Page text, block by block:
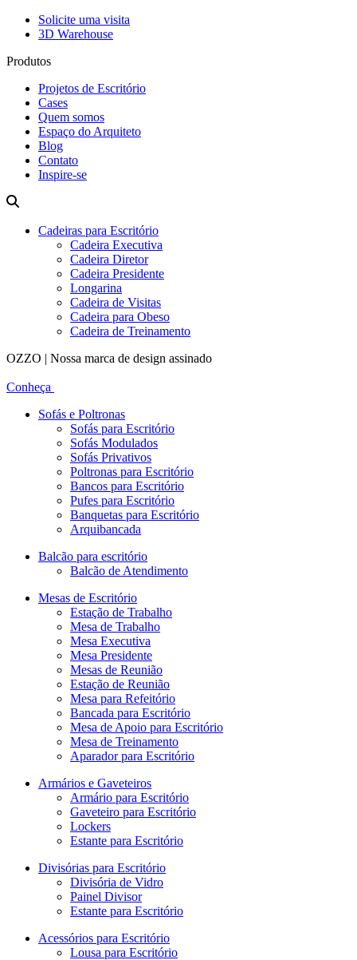
Solicite uma visita
3D Warehouse
Produtos
Projetos de Escritório
Cases
Quem somos
Espaço do Arquiteto
Blog
Contato
Inspire-se
Cadeiras para Escritório
Cadeira Executiva
Cadeira Diretor
Cadeira Presidente
Longarina
Cadeira de Visitas
Cadeira para Obeso
Cadeira de Treinamento
OZZO | Nossa marca de design assinado
Conheça
Sofás e Poltronas
Sofás para Escritório
Sofás Modulados
Sofás Privativos
Poltronas para Escritório
Bancos para Escritório
Pufes para Escritório
Banquetas para Escritório
Arquibancada
Balcão para escritório
Balcão de Atendimento
Mesas de Escritório
Estação de Trabalho
Mesa de Trabalho
Mesa Executiva
Mesa Presidente
Mesas de Reunião
Estação de Reunião
Mesa para Refeitório
Bancada para Escritório
Mesa de Apoio para Escritório
Mesa de Treinamento
Aparador para Escritório
Armários e Gaveteiros
Armário para Escritório
Gaveteiro para Escritório
Lockers
Estante para Escritório
Divisórias para Escritório
Divisória de Vidro
Painel Divisor
Estante para Escritório
Acessórios para Escritório
Lousa para Escritório